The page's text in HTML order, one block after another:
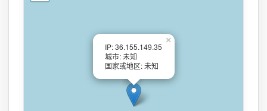
IP: 36.155.149.35
城市: 未知
国家或地区: 未知
×